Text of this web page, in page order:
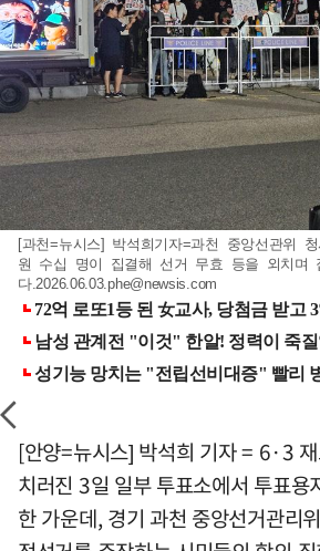
[과천=뉴시스] 박석희기자=과천 중앙선관위
원 수십 명이 집결해 선거 무효 등을 외치며
다.2026.06.03.phe@newsis.com
[안양=뉴시스] 박석희 기자 = 6·3
치러진 3일 일부 투표소에서 투표용
한 가운데, 경기 과천 중앙선거관리